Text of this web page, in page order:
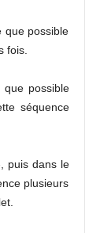
que possible
fois.
que possible
séquence
puis dans le
plusieurs